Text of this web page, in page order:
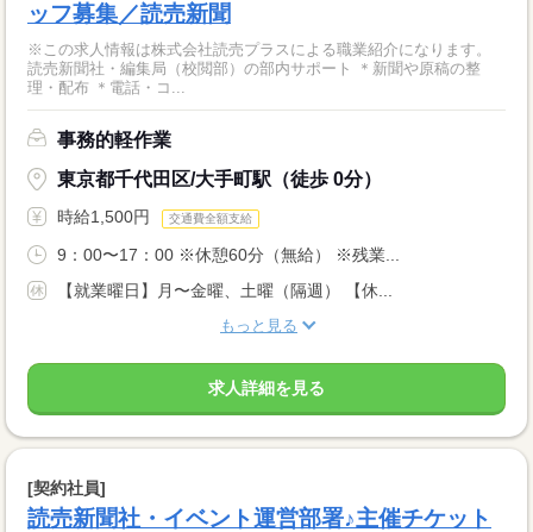
ッフ募集／読売新聞
※この求人情報は株式会社読売プラスによる職業紹介になります。
読売新聞社・編集局（校閲部）の部内サポート ＊新聞や原稿の整
理・配布 ＊電話・コ...
事務的軽作業
東京都千代田区/大手町駅（徒歩 0分）
時給1,500円 交通費全額支給
9：00〜17：00 ※休憩60分（無給） ※残業...
【就業曜日】月〜金曜、土曜（隔週） 【休...
もっと見る
求人詳細を見る
[契約社員]
読売新聞社・イベント運営部署♪主催チケット